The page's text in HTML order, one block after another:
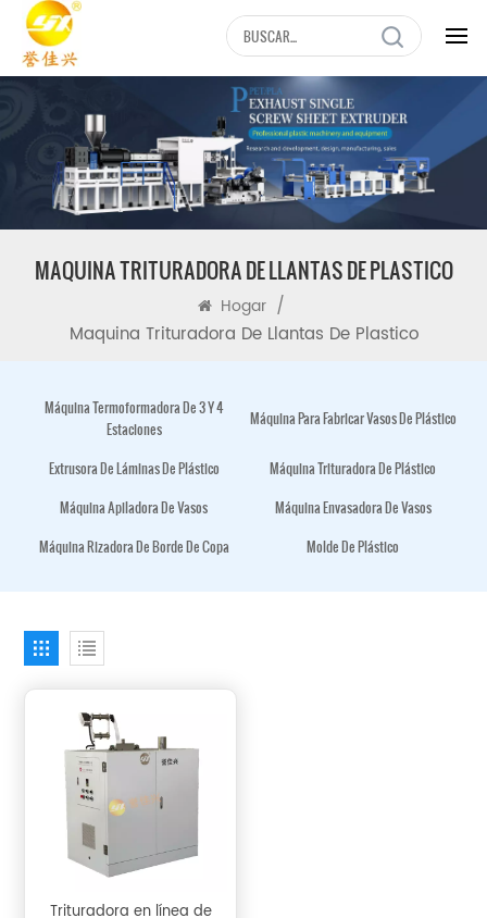
MAQUINA TRITURADORA DE LLANTAS DE PLASTICO
Hogar /
Maquina Trituradora De Llantas De Plastico
Máquina Termoformadora De 3 Y 4
Estaciones
Máquina Para Fabricar Vasos De Plástico
Extrusora De Láminas De Plástico
Máquina Trituradora De Plástico
Máquina Apiladora De Vasos
Máquina Envasadora De Vasos
Máquina Rizadora De Borde De Copa
Molde De Plástico
Trituradora en línea de